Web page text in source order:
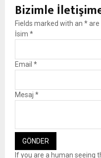
Bizimle
Fields marked with an *are
İsim *
Email *
Mesaj *
If you are a human seeing